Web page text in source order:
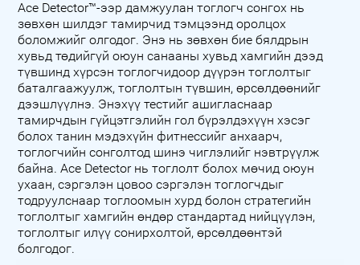
Ace Detector™-ээр дамжуулан тоглогч сонгох нь
зөвхөн шилдэг тамирчид тэмцээнд оролцох
боломжийг олгодог. Энэ нь зөвхөн бие бялдрын
хувьд төдийгүй оюун санааны хувьд хамгийн дээд
түвшинд хүрсэн тоглогчидоор дүүрэн тоглолтыг
баталгаажуулж, тоглолтын түвшин, өрсөлдөөнийг
дээшлүүлнэ. Энэхүү тестийг ашигласнаар
тамирчдын гүйцэтгэлийн гол бүрэлдэхүүн хэсэг
болох танин мэдэхүйн фитнессийг анхаарч,
тоглогчийн сонголтод шинэ чиглэлийг нэвтрүүлж
байна. Ace Detector нь тоглолт болох мөчид оюун
ухаан, сэргэлэн цовоо сэргэлэн тоглогчдыг
тодруулснаар тоглоомын хурд болон стратегийн
тоглолтыг хамгийн өндөр стандартад нийцүүлэн,
тоглолтыг илүү сонирхолтой, өрсөлдөөнтэй
болгодог.